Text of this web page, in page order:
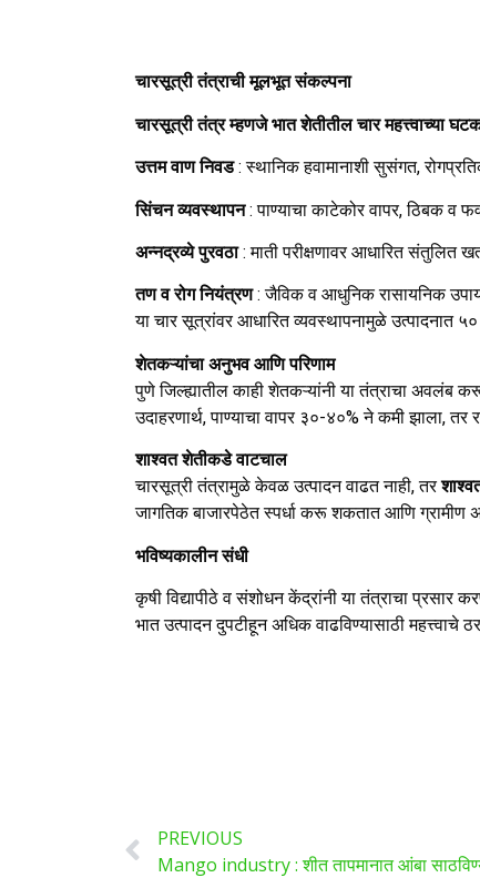
चारसूत्री तंत्राची मूलभूत संकल्पना
चारसूत्री तंत्र म्हणजे भात शेतीतील चार महत्त्वाच्या
उत्तम वाण निवड: स्थानिक हवामानाशी सुसंगत,
सिंचन व्यवस्थापन: पाण्याचा काटेकोर वापर, ठिबक व
अन्नद्रव्ये पुरवठा: माती परीक्षणावर आधारित संतुलित
तण व रोग नियंत्रण: जैविक व आधुनिक रासायनिक
या चार सूत्रांवर आधारित व्यवस्थापनामुळे उत्पादनात
शेतकऱ्यांचा अनुभव आणि परिणाम
पुणे जिल्ह्यातील काही शेतकऱ्यांनी या तंत्राचा अवलंब
उदाहरणार्थ, पाण्याचा वापर ३०-४०% ने कमी झाला,
शाश्वत शेतीकडे वाटचाल
चारसूत्री तंत्रामुळे केवळ उत्पादन वाढत नाही, तर
जागतिक बाजारपेठेत स्पर्धा करू शकतात आणि ग्रामीण
भविष्यकालीन संधी
कृषी विद्यापीठे व संशोधन केंद्रांनी या तंत्राचा प्रसार
भात उत्पादन दुपटीहून अधिक वाढविण्यासाठी महत्त्वाचे
PREVIOUS
Mango industry : शीत तापमानात आंबा